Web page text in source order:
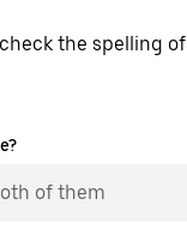
the spelling